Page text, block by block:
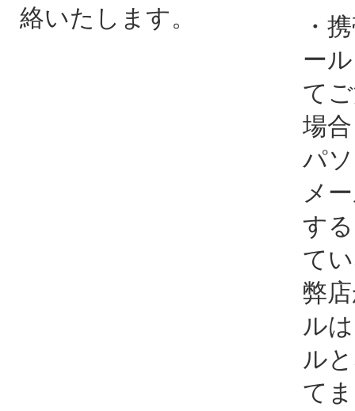
絡いたします。
・
ー
て
場合
パ
メ
す
て
弊
ル
ル
て